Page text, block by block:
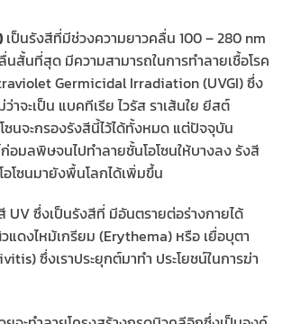
เป็นรังสีที่มีช่วงความยาวคลื่น 100 – 280 nm
นสั้นที่สุด มีความสามารถในการทำลายเชื้อโรค
Germicidal Irradiation (UVGI) ซึ่ง
ว่าจะเป็น แบคทีเรีย ไวรัส ราเส้นใย ยีสต์
ซนจะกรองรังสีนี้ไว้ได้ทั้งหมด แต่ปัจจุบัน
อมลพิษจนไปทำลายชั้นโอโซนให้บางลง รังสี
อโซนมายังพื้นโลกได้เพิ่มขึ้น
UV ซึ่งเป็นรังสีที่ มีอันตรายต่อร่างกายได้
แดงไหม้เกรียม (Erythema) หรือ เยื่อบุตา
ซึ่งเราประยุกต์มาทำ ประโยชน์ในการฆ่า